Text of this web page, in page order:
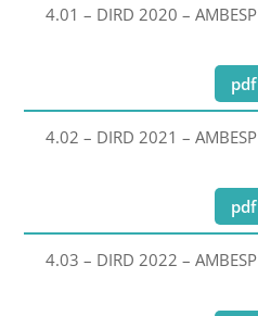
4.01 – DIRD 2020 – AMBESP
pdf
4.02 – DIRD 2021 – AMBESP
pdf
4.03 – DIRD 2022 – AMBESP